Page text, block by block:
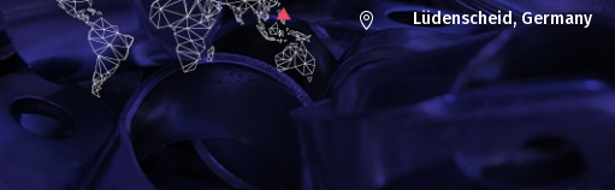
 Lüdenscheid, Germany